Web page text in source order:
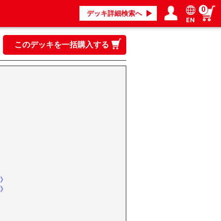
デッキ詳細検索へ
ログイン／会員登録
マイページ
EN
0
このデッキを一括購入する